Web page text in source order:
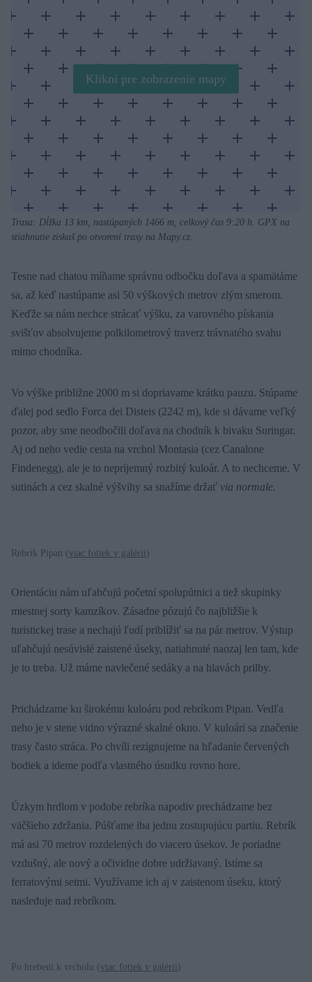
Klikni pre zobrazenie mapy
Trasa: Dĺžka 13 km, nastúpaných 1466 m, celkový čas 9:20 h. GPX na
stiahnutie získaš po otvorení trasy na Mapy.cz.
Tesne nad chatou míňame správnu odbočku doľava a spamätáme
sa, až keď nastúpame asi 50 výškových metrov zlým smerom.
Keďže sa nám nechce strácať výšku, za varovného pískania
svišťov absolvujeme polkilometrový traverz trávnatého svahu
mimo chodníka.
Vo výške približne 2000 m si dopriavame krátku pauzu. Stúpame
ďalej pod sedlo Forca dei Disteis (2242 m), kde si dávame veľký
pozor, aby sme neodbočili doľava na chodník k bivaku Suringar.
Aj od neho vedie cesta na vrchol Montasia (cez Canalone
Findenegg), ale je to nepríjemný rozbitý kuloár. A to nechceme. V
sutinách a cez skalné výšvihy sa snažíme držať via normale.
Rebrík Pipan (viac fotiek v galérii )
Orientáciu nám uľahčujú početní spolupútnici a tiež skupinky
miestnej sorty kamzíkov. Zásadne pózujú čo najbližšie k
turistickej trase a nechajú ľudí priblížiť sa na pár metrov. Výstup
uľahčujú nesúvislé zaistené úseky, natiahnuté naozaj len tam, kde
je to treba. Už máme navlečené sedáky a na hlavách prilby.
Prichádzame ku širokému kuloáru pod rebríkom Pipan. Vedľa
neho je v stene vidno výrazné skalné okno. V kuloári sa značenie
trasy často stráca. Po chvíli rezignujeme na hľadanie červených
bodiek a ideme podľa vlastného úsudku rovno hore.
Úzkym hrdlom v podobe rebríka napodiv prechádzame bez
väčšieho zdržania. Púšťame iba jednu zostupujúcu partiu. Rebrík
má asi 70 metrov rozdelených do viacero úsekov. Je poriadne
vzdušný, ale nový a očividne dobre udržiavaný. Istíme sa
ferratovými setmi. Využívame ich aj v zaistenom úseku, ktorý
nasleduje nad rebríkom.
Po hrebeni k vrcholu (viac fotiek v galérii )